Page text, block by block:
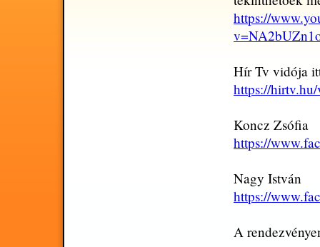
https://
Hír Tv vidója
https://
Koncz Zsófia
https://
Nagy István
https://
A